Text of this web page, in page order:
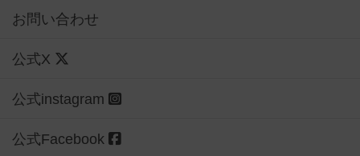
お問い合わせ
公式X
公式instagram
公式Facebook